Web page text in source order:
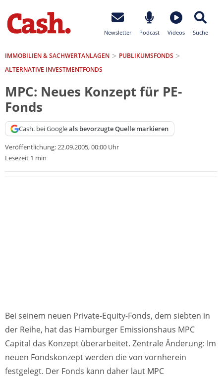
Newsletter Podcast Videos Suche
IMMOBILIEN & SACHWERTANLAGEN
PUBLIKUMSFONDS
ALTERNATIVE INVESTMENTFONDS
MPC: Neues Konzept für PE-
Fonds
Cash. bei Googleals bevorzugte Quelle markieren
Veröffentlichung:22.09.2005, 00:00 Uhr
Lesezeit 1 min
Bei seinem neuen Private-Equity-Fonds, dem siebten in
der Reihe, hat das Hamburger Emissionshaus MPC
Capital das Konzept überarbeitet. Zentrale Änderung: Im
neuen Fondskonzept werden die von vornherein
festgelegt. Der Fonds kann daher laut MPC